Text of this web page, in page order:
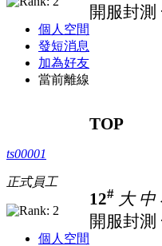
個人空間
發短消息
加為好友
當前離線
開服封測
TOP
ts00001
正式員工
個人空間
12# 大 中
開服封測